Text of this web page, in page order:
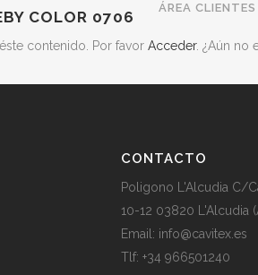
ÁREA CLIENTES
COLOR 0706
contenido. Por favor Acceder. ¿Aún no
CONTACTO
Poligono L'Alcudia C/
10-12 03820 L'Alcudia
Email: info@cavitex.es
Tlf: +34 966501240